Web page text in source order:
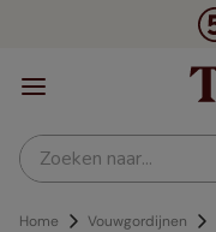
Zoeken naar...
Home Vouwgordijnen